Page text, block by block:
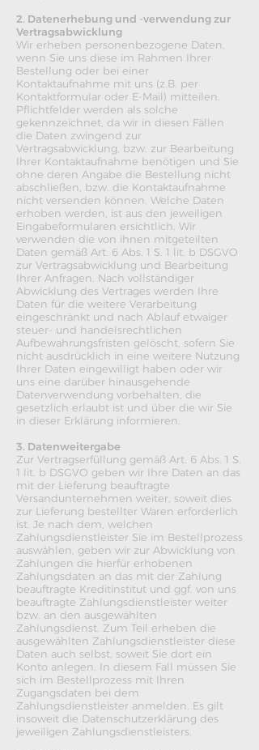
2. Datenerhebung und -verwendung zur
Vertragsabwicklung
Wir erheben personenbezogene Daten,
wenn Sie uns diese im Rahmen Ihrer
Bestellung oder bei einer
Kontaktaufnahme mit uns (z.B. per
Kontaktformular oder E-Mail) mitteilen.
Pflichtfelder werden als solche
gekennzeichnet, da wir in diesen Fällen
die Daten zwingend zur
Vertragsabwicklung, bzw. zur Bearbeitung
Ihrer Kontaktaufnahme benötigen und Sie
ohne deren Angabe die Bestellung nicht
abschließen, bzw. die Kontaktaufnahme
nicht versenden können. Welche Daten
erhoben werden, ist aus den jeweiligen
Eingabeformularen ersichtlich. Wir
verwenden die von ihnen mitgeteilten
Daten gemäß Art. 6 Abs. 1 S. 1 lit. b DSGVO
zur Vertragsabwicklung und Bearbeitung
Ihrer Anfragen. Nach vollständiger
Abwicklung des Vertrages werden Ihre
Daten für die weitere Verarbeitung
eingeschränkt und nach Ablauf etwaiger
steuer- und handelsrechtlichen
Aufbewahrungsfristen gelöscht, sofern Sie
nicht ausdrücklich in eine weitere Nutzung
Ihrer Daten eingewilligt haben oder wir
uns eine darüber hinausgehende
Datenverwendung vorbehalten, die
gesetzlich erlaubt ist und über die wir Sie
in dieser Erklärung informieren.
3. Datenweitergabe
Zur Vertragserfüllung gemäß Art. 6 Abs. 1 S.
1 lit. b DSGVO geben wir Ihre Daten an das
mit der Lieferung beauftragte
Versandunternehmen weiter, soweit dies
zur Lieferung bestellter Waren erforderlich
ist. Je nach dem, welchen
Zahlungsdienstleister Sie im Bestellprozess
auswählen, geben wir zur Abwicklung von
Zahlungen die hierfür erhobenen
Zahlungsdaten an das mit der Zahlung
beauftragte Kreditinstitut und ggf. von uns
beauftragte Zahlungsdienstleister weiter
bzw. an den ausgewählten
Zahlungsdienst. Zum Teil erheben die
ausgewählten Zahlungsdienstleister diese
Daten auch selbst, soweit Sie dort ein
Konto anlegen. In diesem Fall müssen Sie
sich im Bestellprozess mit Ihren
Zugangsdaten bei dem
Zahlungsdienstleister anmelden. Es gilt
insoweit die Datenschutzerklärung des
jeweiligen Zahlungsdienstleisters.